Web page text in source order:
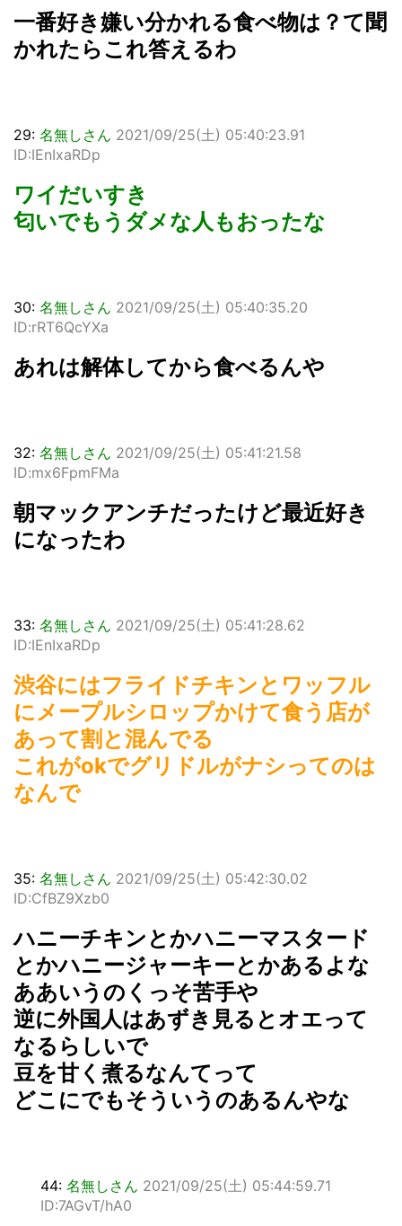
一番好き嫌い分かれる食べ物は？て聞
かれたらこれ答えるわ
29: 名無しさん 2021/09/25(土) 05:40:23.91
ID:IEnIxaRDp
ワイだいすき
匂いでもうダメな人もおったな
30: 名無しさん 2021/09/25(土) 05:40:35.20
ID:rRT6QcYXa
あれは解体してから食べるんや
32: 名無しさん 2021/09/25(土) 05:41:21.58
ID:mx6FpmFMa
朝マックアンチだったけど最近好き
になったわ
33: 名無しさん 2021/09/25(土) 05:41:28.62
ID:IEnIxaRDp
渋谷にはフライドチキンとワッフル
にメープルシロップかけて食う店が
あって割と混んでる
これがokでグリドルがナシってのは
なんで
35: 名無しさん 2021/09/25(土) 05:42:30.02
ID:CfBZ9Xzb0
ハニーチキンとかハニーマスタード
とかハニージャーキーとかあるよな
ああいうのくっそ苦手や
逆に外国人はあずき見るとオエって
なるらしいで
豆を甘く煮るなんてって
どこにでもそういうのあるんやな
44: 名無しさん 2021/09/25(土) 05:44:59.71
ID:7AGvT/hA0